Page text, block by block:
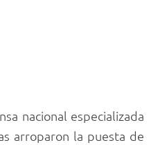
nacional especializada
arroparon la puesta de